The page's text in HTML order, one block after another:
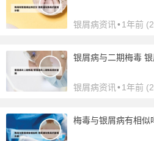
银屑病资讯 •1年前
银屑病与二期梅毒
银屑病资讯 •1年前
梅毒与银屑病有相似